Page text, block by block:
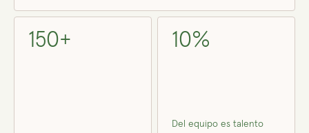
150+ 10%
Del equipo es talento